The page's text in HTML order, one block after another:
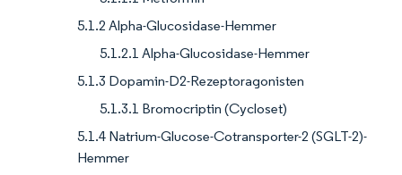
5.1.2 Alpha-Glucosidase-Hemmer
5.1.2.1 Alpha-Glucosidase-Hemmer
5.1.3 Dopamin-D2-Rezeptoragonisten
5.1.3.1 Bromocriptin (Cycloset)
5.1.4 Natrium-Glucose-Cotransporter-2 (SGLT-2)-
Hemmer